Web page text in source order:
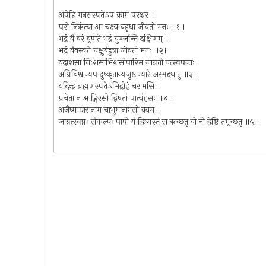
अपेहि मनसस्पतेऽप क्राम परश्चर ।
परो निरृत्या आ चक्ष्व बहुधा जीवतो मनः ॥१॥
भद्रं वै वरं वृणते भद्रं युञ्जन्ति दक्षिणम् ।
भद्रं वैवस्वते चक्षुर्बहुत्रा जीवतो मनः ॥२॥
यदाशसा निःशसाभिशसोपारिम जाग्रतो यत्स्वपन्तः ।
अग्निर्विश्वान्यप दुष्कृतान्यजुष्टान्यारे अस्मद्दधातु ॥३॥
यदिन्द्र ब्रह्मणस्पतेऽभिद्रोहं चरामसि ।
प्रचेता न आङ्गिरसो द्विषतां पात्वंहसः ॥४॥
अजैष्माद्यासनाम चाभूमानागसो वयम् ।
जाग्रत्स्वप्नः संकल्पः पापो यं द्विष्मस्तं स ऋच्छतु यो नो द्वेष्टि तमृच्छतु ॥५॥